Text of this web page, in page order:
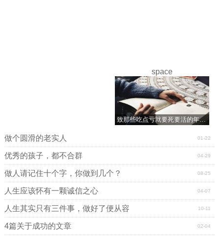
space
致那些吃点亏就要死要活的年轻人
01-22
做个圆滑的老实人
04-29
优秀的孩子，都不合群
08-25
做人请记住十个字，你做到几个？
04-07
人生应该怀有一颗诚信之心
10-11
人生其实只有三件事，做好了便从容
02-04
4篇关于成功的文章